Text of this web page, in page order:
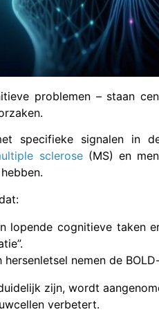
problemen – staan
specifieke signalen in
sclerose(MS) en
lopende cognitieve taken
nemen de
zijn, wordt
verbetert.